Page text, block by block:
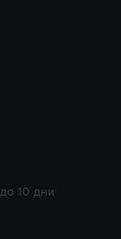
10 дни